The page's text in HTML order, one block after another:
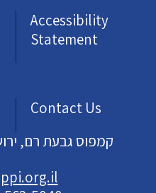
Accessibility
Statement
Contact Us
קמפוס גבעת רם,